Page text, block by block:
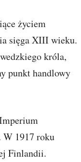
życiem
sięga XIII wieku.
króla,
punkt handlowy
1917 roku
Finlandii.